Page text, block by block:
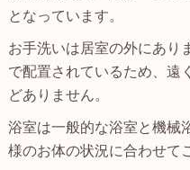
となっています。
お手洗いは居室の外にあり
で配置されているため、遠
どありません。
浴室は一般的な浴室と機械
様のお体の状況に合わせて